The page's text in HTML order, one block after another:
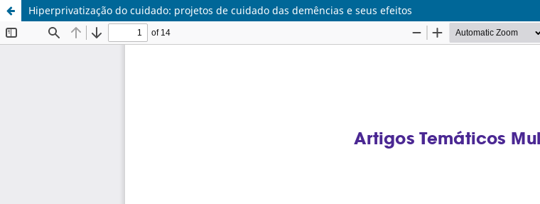
Hiperprivatização do cuidado: projetos de cuidado das demências e seus efeitos